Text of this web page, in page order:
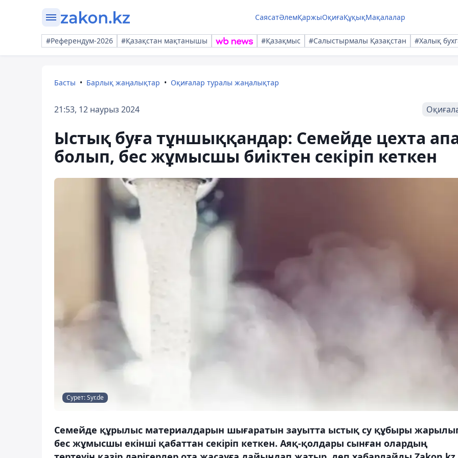
СаясатӘлемҚаржыОқиғаҚұқықМақалалар
#Референдум-2026 #Қазақстан мақтанышы #Қазақмыс #Салыстырмалы Қазақстан #Халық
Басты Барлық жаңалықтар Оқиғалар туралы жаңалықтар
21:53, 12 наурыз 2024
Ыстық буға тұншыққандар: Семейде цехта
болып, бес жұмысшы биіктен секіріп кеткен
Сурет: Syr.de
Семейде құрылыс материалдарын шығаратын зауытта ыстық су құбыры
бес жұмысшы екінші қабаттан секіріп кеткен. Аяқ-қолдары сынған олардың